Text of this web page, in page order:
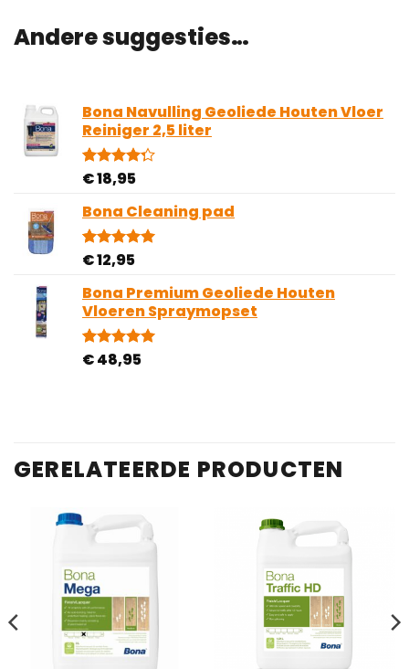
Andere suggesties…
Bona Navulling Geoliede Houten Vloer
Reiniger 2,5 liter
Gewaardeerd
gebaseerd
op
4
klantbeoordelingen
€18,95
Bona Cleaning pad
Gewaardeerd
gebaseerd
op
1
klantbeoordeling
€12,95
Bona Premium Geoliede Houten
Vloeren Spraymopset
Gewaardeerd
1
€48,95
GERELATEERDE PRODUCTEN